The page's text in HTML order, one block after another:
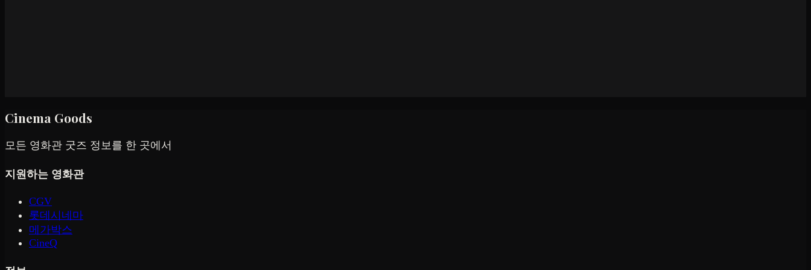
Cinema Goods
모든 영화관 굿즈 정보를 한 곳에서
지원하는 영화관
CGV
롯데시네마
메가박스
CineQ